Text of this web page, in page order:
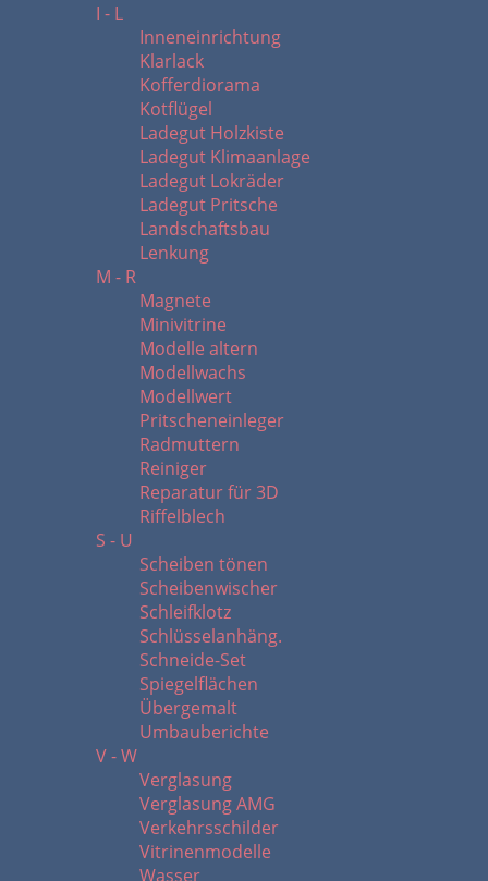
I - L
Inneneinrichtung
Klarlack
Kofferdiorama
Kotflügel
Ladegut Holzkiste
Ladegut Klimaanlage
Ladegut Lokräder
Ladegut Pritsche
Landschaftsbau
Lenkung
M - R
Magnete
Minivitrine
Modelle altern
Modellwachs
Modellwert
Pritscheneinleger
Radmuttern
Reiniger
Reparatur für 3D
Riffelblech
S - U
Scheiben tönen
Scheibenwischer
Schleifklotz
Schlüsselanhäng.
Schneide-Set
Spiegelflächen
Übergemalt
Umbauberichte
V - W
Verglasung
Verglasung AMG
Verkehrsschilder
Vitrinenmodelle
Wasser